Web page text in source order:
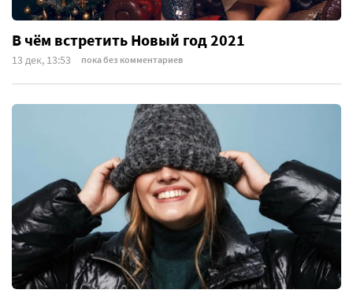
В чём встретить Новый год 2021
13 дек, 13:53 пока без комментариев